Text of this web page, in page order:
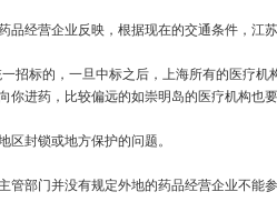
经营企业反映，根据现在的交通条件，江
标的，一旦中标之后，上海所有的医疗机
你进药，比较偏远的如崇明岛的医疗机构也
封锁或地方保护的问题。
部门并没有规定外地的药品经营企业不能